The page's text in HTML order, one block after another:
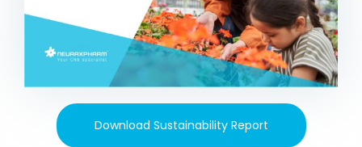
Download Sustainability Report